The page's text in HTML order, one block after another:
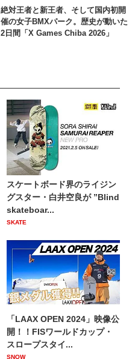
絶対王者と新王者、そして国内初開
催の女子BMXパーク。歴史が動いた
2日間「X Games Chiba 2026」
スケートボード界のライジン
グスター・白井空良が ”Blind
skateboar...
SKATE
「LAAX OPEN 2024」映像公
開！！FISワールドカップ・
スロープスタイ...
SNOW